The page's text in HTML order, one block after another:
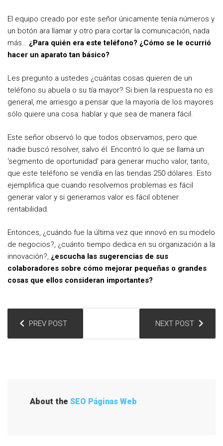
El equipo creado por este señor únicamente tenía números y
un botón ara llamar y otro para cortar la comunicación, nada
más… ¿Para quién era este teléfono? ¿Cómo se le ocurrió
hacer un aparato tan básico?
Les pregunto a ustedes ¿cuántas cosas quieren de un
teléfono su abuela o su tía mayor? Si bien la respuesta no es
general, me arriesgo a pensar que la mayoría de los mayores
sólo quiere una cosa: hablar y que sea de manera fácil.
Este señor observó lo que todos observamos, pero que
nadie buscó resolver, salvo él. Encontró lo que se llama un
‘segmento de oportunidad’ para generar mucho valor, tanto,
que este teléfono se vendía en las tiendas 250 dólares. Esto
ejemplifica que cuando resolvemos problemas es fácil
generar valor y si generamos valor es fácil obtener
rentabilidad.
Entonces, ¿cuándo fue la última vez que innovó en su modelo
de negocios?, ¿cuánto tiempo dedica en su organización a la
innovación?, ¿escucha las sugerencias de sus
colaboradores sobre cómo mejorar pequeñas o grandes
cosas que ellos consideran importantes?
a
PREV POST NEXT POST
About the SEO Páginas Web